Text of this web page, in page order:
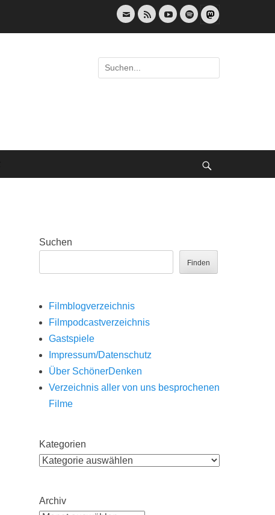
E-
Mail
Feed YouTubeSpotify
Suche
nach:
Suchen
Finden
Filmblogverzeichnis
Filmpodcastverzeichnis
Gastspiele
Impressum/Datenschutz
Über SchönerDenken
Verzeichnis aller von uns besprochenen
Filme
Kategorien
Archiv